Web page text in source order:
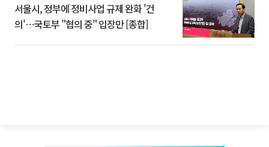
서울시, 정부에 정비사업 규제 완화 '건
의'⋯국토부 "협의 중" 입장만 [종합]